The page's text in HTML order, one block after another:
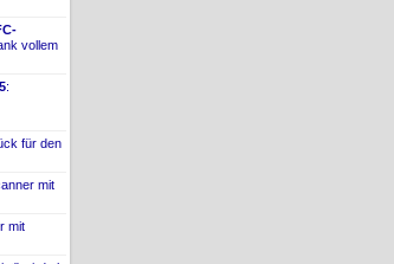
vollem
:
für den
mit
mit